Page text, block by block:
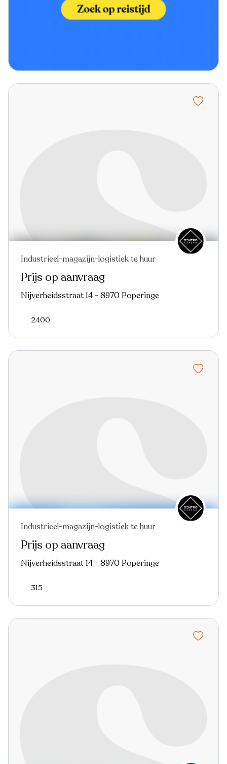
Industrieel-magazijn-logistiek te huur
Prijs op aanvraag
Nijverheidsstraat 14 - 8970 Poperinge
2400
Industrieel-magazijn-logistiek te huur
Prijs op aanvraag
Nijverheidsstraat 14 - 8970 Poperinge
315